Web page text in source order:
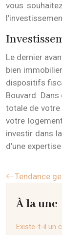
vous
Le dernier
bien
dispositifs
Bouvard.
totale de votre
votre
investir dans
d’une
Tendance
À la une
Existe-t-il un